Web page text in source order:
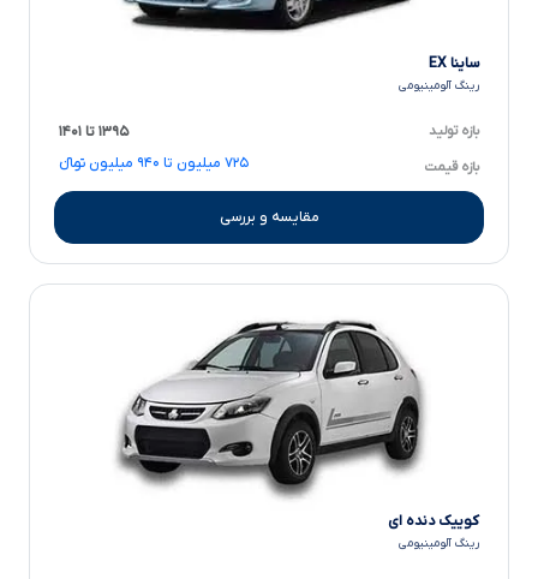
ساینا EX
رینگ آلومینیومی
بازه تولید ۱۳۹۵ تا ۱۴۰۱
بازه قیمت ۷۲۵ میلیون تا ۹۴۰ میلیون تومانءءء
مقایسه و بررسی
کوییک دنده ای
رینگ آلومینیومی